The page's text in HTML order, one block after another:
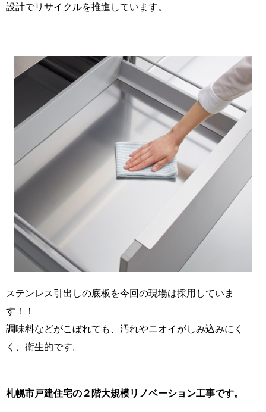
設計でリサイクルを推進しています。
ステンレス引出しの底板を今回の現場は採用していま
す！！
調味料などがこぼれても、汚れやニオイがしみ込みにく
く、衛生的です。
札幌市戸建住宅の２階大規模リノベーション工事です。